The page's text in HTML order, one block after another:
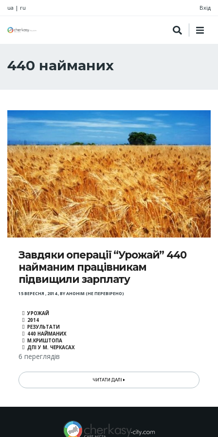
ua | ru Вхід
440 найманих
Завдяки операції “Урожай” 440
найманим працівникам
підвищили зарплату
15 ВЕРЕСНЯ , 2014,BYАНОНІМ (НЕ ПЕРЕВІРЕНО)
УРОЖАЙ
2014
РЕЗУЛЬТАТИ
440 НАЙМАНИХ
М.КРИШТОПА
ДПІ У М. ЧЕРКАСАХ
6 переглядів
ЧИТАТИ ДАЛІ